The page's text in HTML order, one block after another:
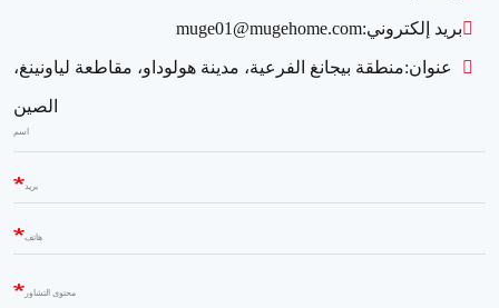
بريد إلكتروني:muge01@mugehome.com
عنوان:منطقة بيجانغ الفرعية، مدينة هولوداو، مقاطعة لياونينغ،
الصين
اسم
بريد
هاتف
محتوى التشاور